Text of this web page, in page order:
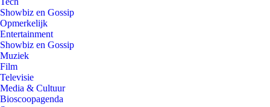
Showbiz en Gossip
Opmerkelijk
Entertainment
Showbiz en Gossip
Muziek
Film
Televisie
Media & Cultuur
Bioscoopagenda